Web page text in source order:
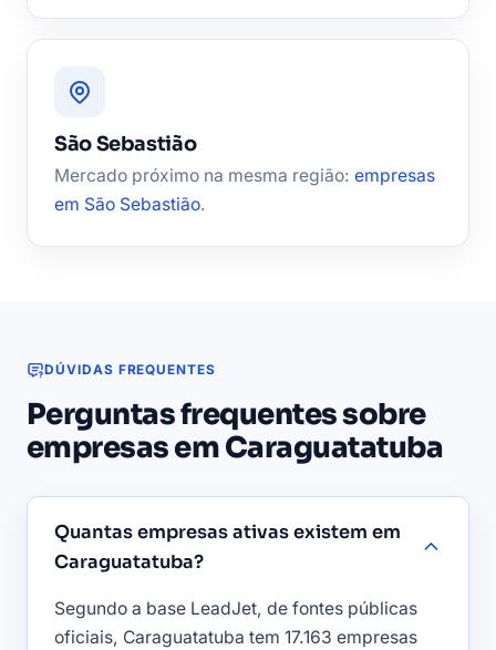
São Sebastião
Mercado próximo na mesma região: empresas
em São Sebastião.
DÚVIDAS FREQUENTES
Perguntas frequentes sobre
empresas em Caraguatatuba
Quantas empresas ativas existem em
Caraguatatuba?
Segundo a base LeadJet, de fontes públicas
oficiais, Caraguatatuba tem 17.163 empresas